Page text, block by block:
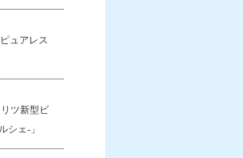
ュアレス
ツ新型ビ
シェ-」